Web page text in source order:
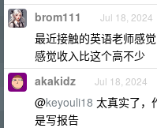
brom111 Jul 18, 2024
最近接触的英语老师感
感觉收入比这个高不少
akakidz Jul 18, 2024
@keyouli18 太真实了，
是写报告